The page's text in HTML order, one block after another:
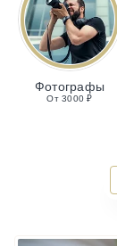
Фотографы
От 3000 ₽